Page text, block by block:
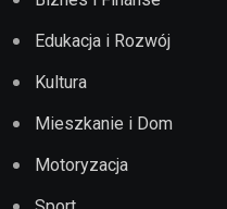
Edukacja i Rozwój
Kultura
Mieszkanie i Dom
Motoryzacja